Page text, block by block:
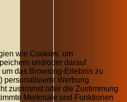
wie Cookies, um
und/oder darauf
das Browsing-Erlebnis zu
personalisierte Werbung
zustimmst oder die Zustimmung
Merkmale und Funktionen